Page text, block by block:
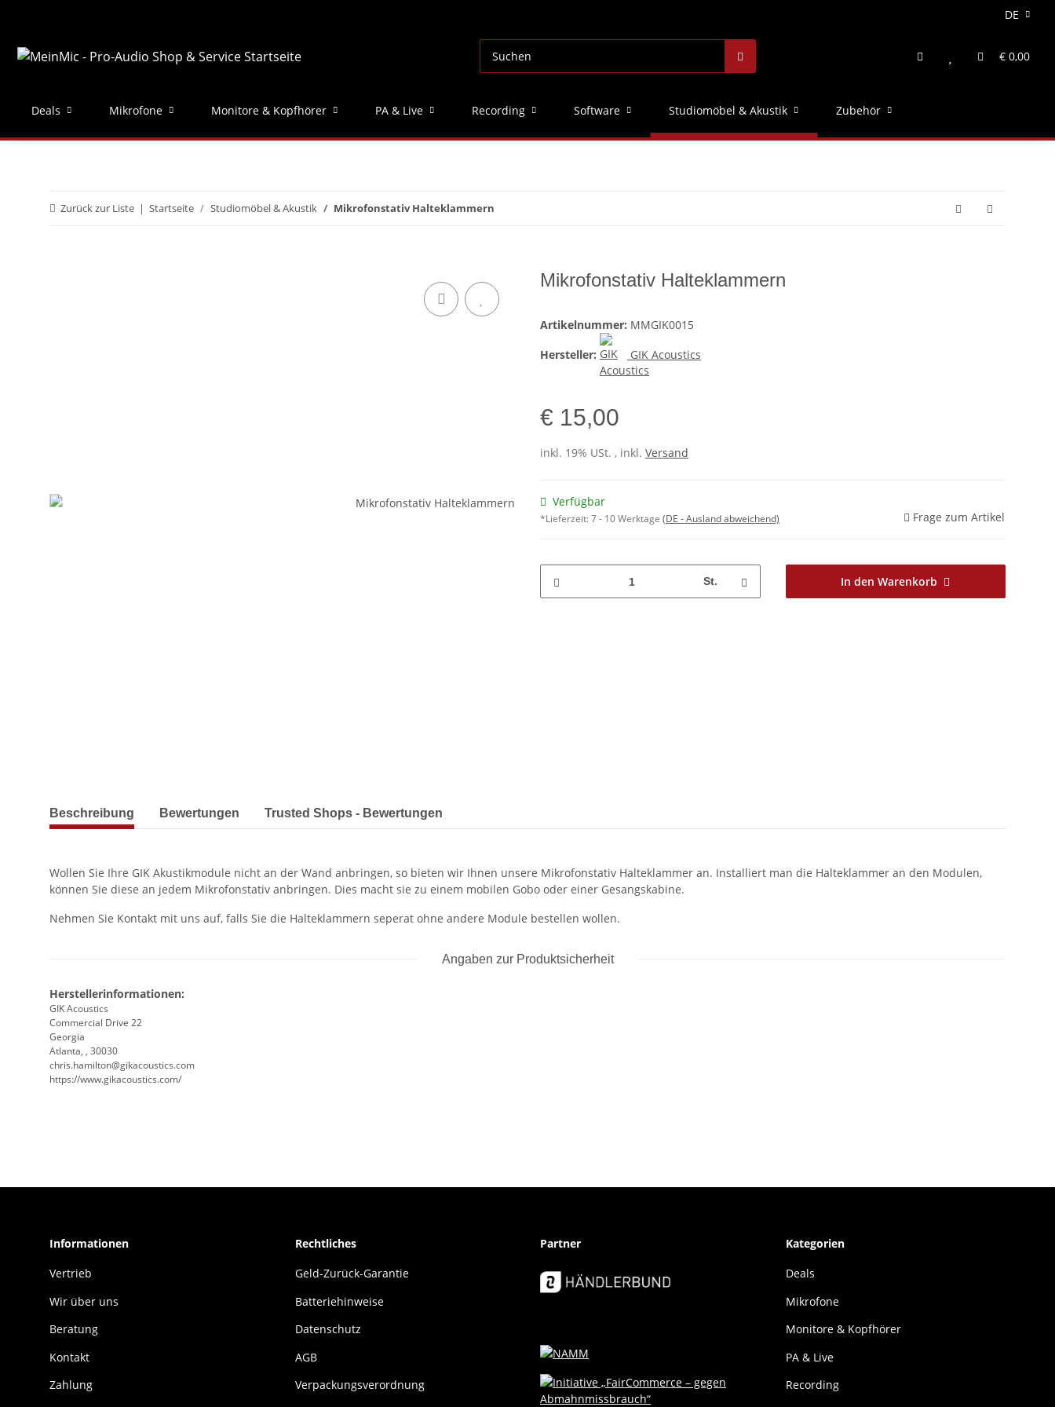
DE
€ 0,00
Deals Mikrofone Monitore & Kopfhörer PA & Live Recording Software Studiomöbel & Akustik Zubehör
Zurück zur Liste Startseite Studiomöbel & Akustik Mikrofonstativ Halteklammern
Mikrofonstativ Halteklammern
Artikelnummer: MMGIK0015
Hersteller:
GIK Acoustics
€ 15,00
inkl. 19% USt. , inkl. Versand
Verfügbar
*Lieferzeit:7 - 10 Werktage (DE - Ausland abweichend) Frage zum Artikel
St. In den Warenkorb
weitere Registerkarten anzeigen
Beschreibung Bewertungen Trusted Shops - Bewertungen
Wollen Sie Ihre GIK Akustikmodule nicht an der Wand anbringen, so bieten wir Ihnen unsere Mikrofonstativ Halteklammer an. Installiert man die Halteklammer an den Modulen,
können Sie diese an jedem Mikrofonstativ anbringen. Dies macht sie zu einem mobilen Gobo oder einer Gesangskabine.
Nehmen Sie Kontakt mit uns auf, falls Sie die Halteklammern seperat ohne andere Module bestellen wollen.
Angaben zur Produktsicherheit
Herstellerinformationen:
GIK Acoustics
Commercial Drive 22
Georgia
Atlanta, , 30030
chris.hamilton@gikacoustics.com
https://www.gikacoustics.com/
Informationen
Vertrieb
Wir über uns
Beratung
Kontakt
Zahlung
Rechtliches
Geld-Zurück-Garantie
Batteriehinweise
Datenschutz
AGB
Verpackungsverordnung
Partner Kategorien
Deals
Mikrofone
Monitore & Kopfhörer
PA & Live
Recording